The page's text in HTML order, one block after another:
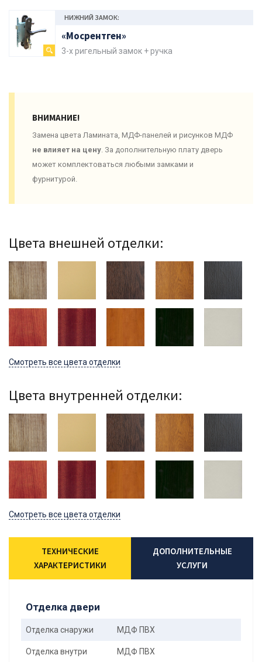
НИЖНИЙ ЗАМОК:
«Мосрентген»
3-х ригельный замок + ручка
ВНИМАНИЕ!
Замена цвета Ламината, МДФ-панелей и рисунков МДФ
не влияет на цену. За дополнительную плату дверь
может комплектоваться любыми замками и
фурнитурой.
Цвета внешней отделки:
Смотреть все цвета отделки
Цвета внутренней отделки:
Смотреть все цвета отделки
ТЕХНИЧЕСКИЕ
ХАРАКТЕРИСТИКИ
ДОПОЛНИТЕЛЬНЫЕ
УСЛУГИ
Отделка двери
Отделка снаружи МДФ ПВХ
Отделка внутри МДФ ПВХ